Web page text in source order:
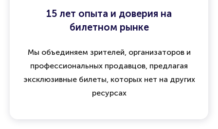
15 лет опыта и доверия на
билетном рынке
Мы объединяем зрителей, организаторов и
профессиональных продавцов, предлагая
эксклюзивные билеты, которых нет на других
ресурсах